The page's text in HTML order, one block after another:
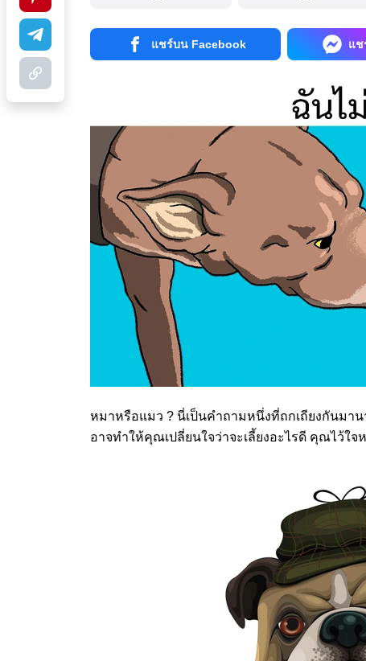
แชร์บน Facebook แช
หมาหรือแมว ? นี่เป็นคำถามหนึ่งที่ถกเถียงกันมา
อาจทำให้คุณเปลี่ยนใจว่าจะเลี้ยงอะไรดี คุณไว้ใ